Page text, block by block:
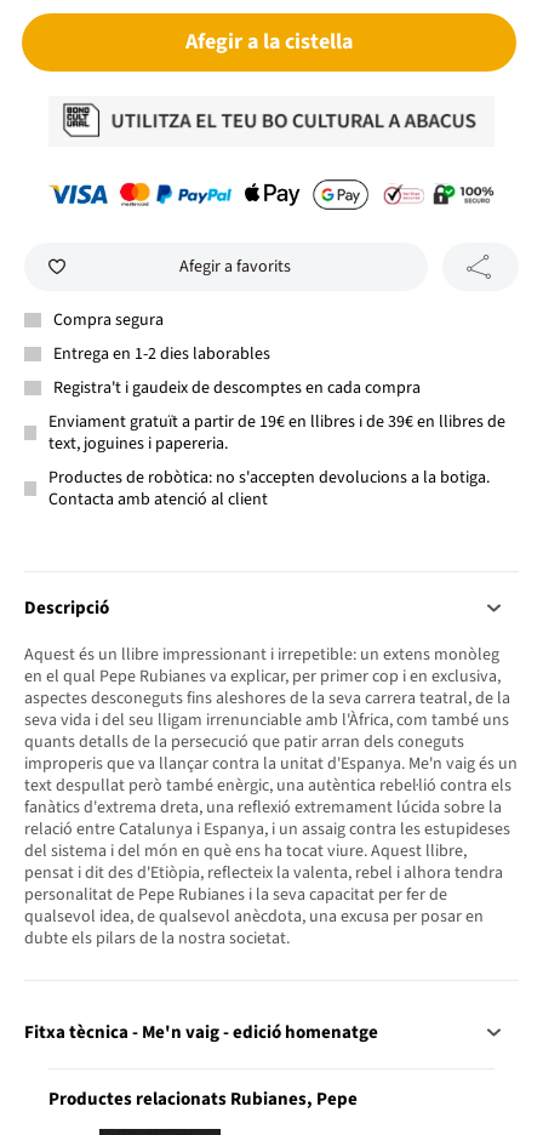
Afegir a la cistella
Afegir a favorits
Compra segura
Entrega en 1-2 dies laborables
Registra't i gaudeix de descomptes en cada compra
Enviament gratuït a partir de 19€ en llibres i de 39€ en llibres de
text, joguines i papereria.
Productes de robòtica: no s'accepten devolucions a la botiga.
Contacta amb atenció al client
Descripció
Aquest és un llibre impressionant i irrepetible: un extens monòleg
en el qual Pepe Rubianes va explicar, per primer cop i en exclusiva,
aspectes desconeguts fins aleshores de la seva carrera teatral, de la
seva vida i del seu lligam irrenunciable amb l'Àfrica, com també uns
quants detalls de la persecució que patir arran dels coneguts
improperis que va llançar contra la unitat d'Espanya. Me'n vaig és un
text despullat però també enèrgic, una autèntica rebel·lió contra els
fanàtics d'extrema dreta, una reflexió extremament lúcida sobre la
relació entre Catalunya i Espanya, i un assaig contra les estupideses
del sistema i del món en què ens ha tocat viure. Aquest llibre,
pensat i dit des d'Etiòpia, reflecteix la valenta, rebel i alhora tendra
personalitat de Pepe Rubianes i la seva capacitat per fer de
qualsevol idea, de qualsevol anècdota, una excusa per posar en
dubte els pilars de la nostra societat.
Fitxa tècnica - Me'n vaig - edició homenatge
Productes relacionats Rubianes, Pepe